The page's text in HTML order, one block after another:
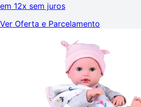
em 12x sem juros
Ver Oferta e Parcelamento